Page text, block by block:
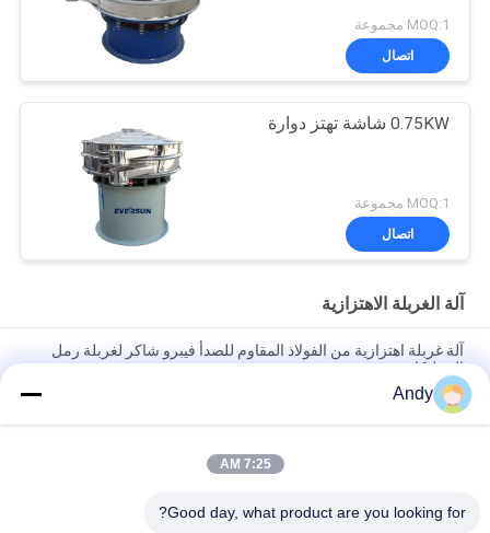
MOQ:1 مجموعة
اتصال
0.75KW شاشة تهتز دوارة
MOQ:1 مجموعة
اتصال
آلة الغربلة الاهتزازية
آلة غربلة اهتزازية من الفولاذ المقاوم للصدأ فيبرو شاكر لغربلة رمل
السيليكا
آلة الفحص الاهتزازية باستخدام حركة المواد على سطح الشاشة لفصل
المواد الدقيقة والقاسية
آلة الفحص الاهتزازية ذات مسار حركة ثلاثي الأبعاد لفحص المواد الحبيبية
Andy
7:25 AM
Good day, what product are you looking for?